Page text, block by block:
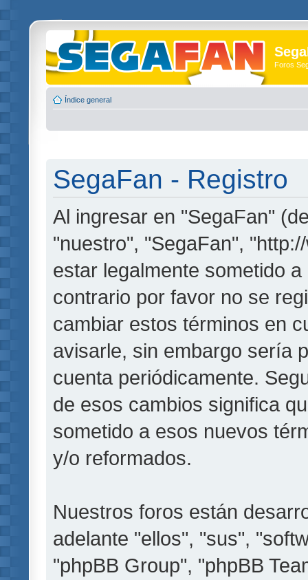
Foros
Índice general
SegaFan - Registro
Al ingresar en "SegaFan"
"nuestro", "SegaFan",
estar legalmente sometido
contrario por favor no se
cambiar estos términos en
avisarle, sin embargo sería
cuenta periódicamente.
de esos cambios significa
sometido a esos nuevos
y/o reformados.
Nuestros foros están
adelante "ellos", "sus",
"phpBB Group", "phpBB